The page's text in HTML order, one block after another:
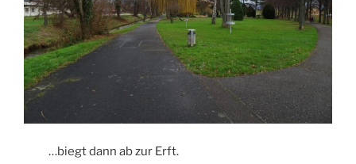
…biegt dann ab zur Erft.